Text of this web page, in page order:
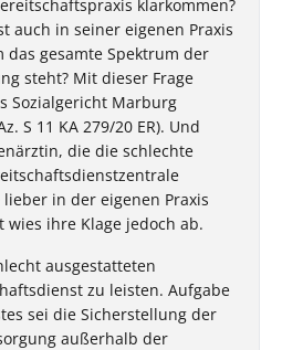
klarkommen?
auch in seiner eigenen Praxis
gesamte Spektrum der
steht? Mit dieser Frage
Sozialgericht Marburg
S 11 KA 279/20 ER). Und
die die schlechte
in der eigenen Praxis
wies ihre Klage jedoch ab.
ausgestatteten
zu leisten. Aufgabe
sei die Sicherstellung der
außerhalb der